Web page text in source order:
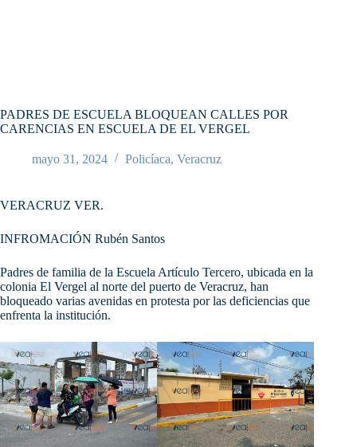
PADRES DE ESCUELA BLOQUEAN CALLES POR
CARENCIAS EN ESCUELA DE EL VERGEL
mayo 31, 2024 Policíaca, Veracruz
VERACRUZ VER.
INFROMACIÓN Rubén Santos
Padres de familia de la Escuela Artículo Tercero, ubicada en la
colonia El Vergel al norte del puerto de Veracruz, han
bloqueado varias avenidas en protesta por las deficiencias que
enfrenta la institución.